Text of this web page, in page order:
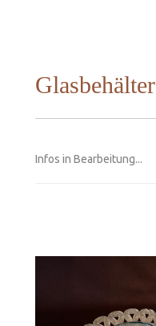
Glasbehälter
Infos in Bearbeitung...